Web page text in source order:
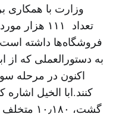
وزارت با همکاری
تعداد ۱۱۱
فروشگاه‌ها داشته
اکنون در مرحله
کنند.ابا الخیل